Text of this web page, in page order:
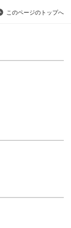
このページのトップへ